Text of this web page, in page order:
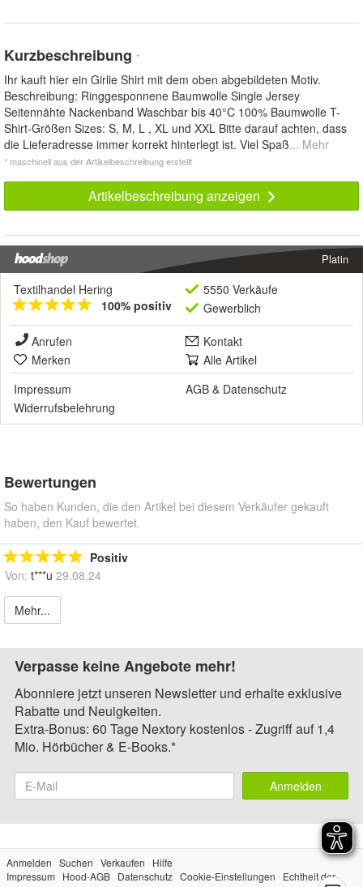
Kurzbeschreibung *
Ihr kauft hier ein Girlie Shirt mit dem oben abgebildeten Motiv.
Beschreibung: Ringgesponnene Baumwolle Single Jersey
Seitennähte Nackenband Waschbar bis 40°C 100% Baumwolle T-
Shirt-Größen Sizes: S, M, L , XL und XXL Bitte darauf achten, dass
die Lieferadresse immer korrekt hinterlegt ist. Viel Spaß... Mehr
* maschinell aus der Artikelbeschreibung erstellt
Artikelbeschreibung anzeigen
Platin
Textilhandel Hering
100% positiv
5550 Verkäufe
Gewerblich
Anrufen
Kontakt
Merken
Alle Artikel
Impressum
AGB & Datenschutz
Widerrufsbelehrung
Bewertungen
So haben Kunden, die den Artikel bei diesem Verkäufer gekauft
haben, den Kauf bewertet.
Positiv
Von: t***u 29.08.24
Mehr...
Verpasse keine Angebote mehr!
Abonniere jetzt unseren Newsletter und erhalte exklusive
Rabatte und Neuigkeiten.
Extra-Bonus: 60 Tage Nextory kostenlos - Zugriff auf 1,4
Mio. Hörbücher & E-Books.*
Anmelden
Anmelden Suchen Verkaufen
Hilfe
Impressum
Hood-AGB Datenschutz Cookie-Einstellungen
Echtheit der